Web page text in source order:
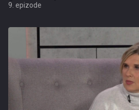
9. epizode